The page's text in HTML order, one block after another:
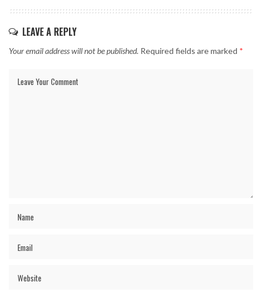
LEAVE A REPLY
Your email address will not be published. Required fields are marked *